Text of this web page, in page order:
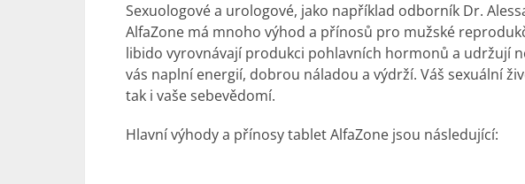
Sexuologové a urologové, jako například odborník Dr.
AlfaZone má mnoho výhod a přínosů pro mužské
libido vyrovnávají produkci pohlavních hormonů a udržují
vás naplní energií, dobrou náladou a výdrží. Váš sexuální
tak i vaše sebevědomí.
Hlavní výhody a přínosy tablet AlfaZone jsou následující: